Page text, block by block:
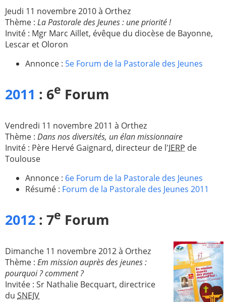
Paray-le-
Monial
École de la
foi
Terre
Étudiants
Jeunes
Pros
& lycéens
des
jeunes
locales
Repères
Diaconia
Tags
—
2007
2008
2009
2010
2011
Jeudi 11 novembre 2010 à Orthez
Thème : La Pastorale des Jeunes : une priorité !
Invité : Mgr Marc Aillet, évêque du diocèse de Bayonne,
Lescar et Oloron
Annonce : 5e Forum de la Pastorale des Jeunes
2011 : 6e Forum
Vendredi 11 novembre 2011 à Orthez
Thème : Dans nos diversités, un élan missionnaire
Invité : Père Hervé Gaignard, directeur de l'IERP de
Toulouse
Annonce : 6e Forum de la Pastorale des Jeunes
Résumé : Forum de la Pastorale des Jeunes 2011
2012 : 7e Forum
Dimanche 11 novembre 2012 à Orthez
Thème : Em mission auprès des jeunes :
pourquoi ? comment ?
Invitée : Sr Nathalie Becquart, directrice
du SNEJV